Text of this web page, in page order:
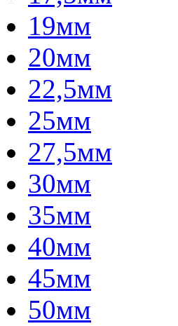
19мм
20мм
22,5мм
25мм
27,5мм
30мм
35мм
40мм
45мм
50мм